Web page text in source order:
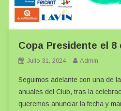
Copa Presidente el 8
Julio 31, 2024 Admin
Seguimos adelante con una de
anuales del Club, tras la
queremos anunciar la fecha y